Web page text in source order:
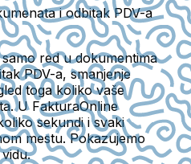
i odbitak PDV-a
red u dokumentima
PDV-a, smanjenje
toga koliko vaše
U FakturaOnline
sekundi i svaki
mestu. Pokazujemo